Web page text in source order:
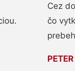
Cez
čo
PETER